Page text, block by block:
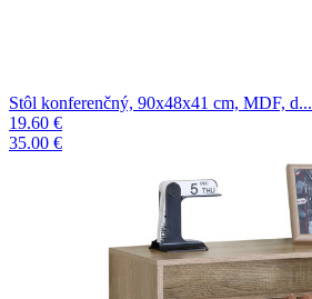
Stôl konferenčný, 90x48x41 cm, MDF, d...
19.60 €
35.00 €